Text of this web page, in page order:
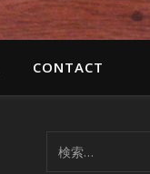
CONTACT